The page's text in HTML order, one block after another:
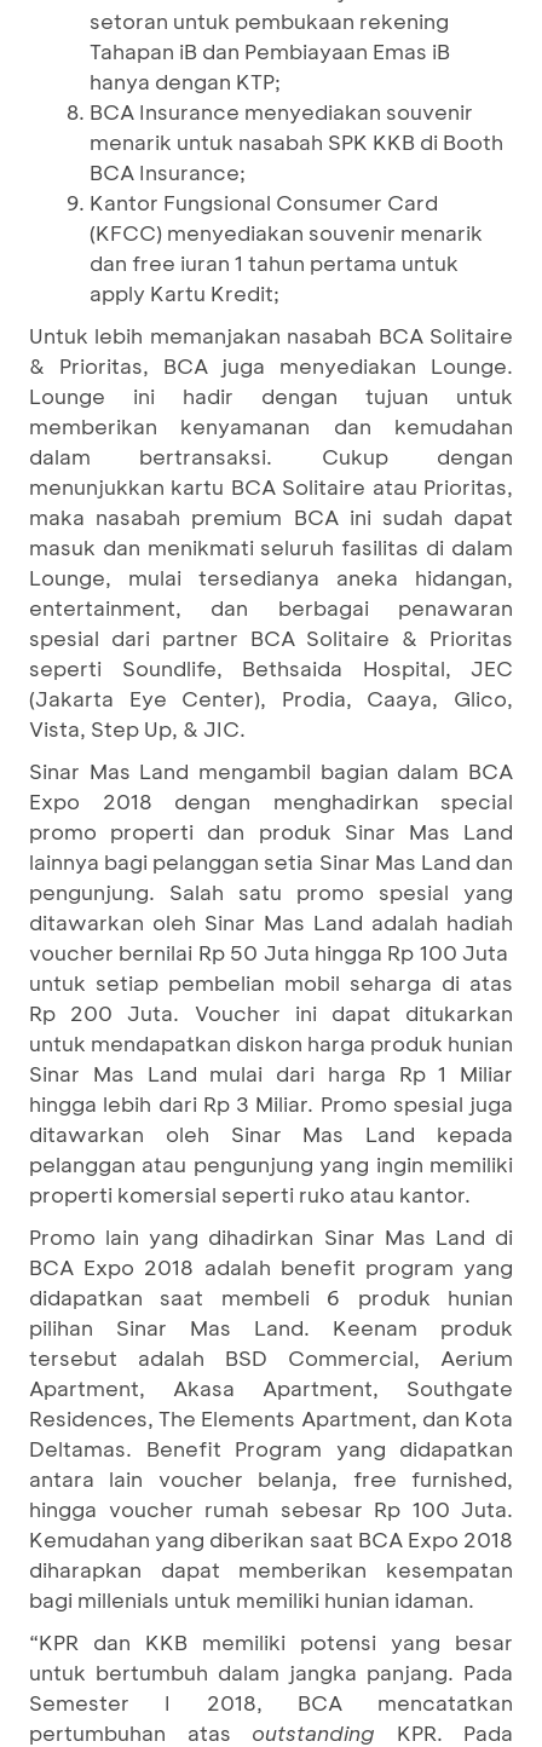
setoran untuk pembukaan rekening
Tahapan iB dan Pembiayaan Emas iB
hanya dengan KTP;
BCA Insurance menyediakan souvenir
menarik untuk nasabah SPK KKB di Booth
BCA Insurance;
Kantor Fungsional Consumer Card
(KFCC) menyediakan souvenir menarik
dan free iuran 1 tahun pertama untuk
apply Kartu Kredit;
Untuk lebih memanjakan nasabah BCA Solitaire
& Prioritas, BCA juga menyediakan Lounge.
Lounge ini hadir dengan tujuan untuk
memberikan kenyamanan dan kemudahan
dalam bertransaksi. Cukup dengan
menunjukkan kartu BCA Solitaire atau Prioritas,
maka nasabah premium BCA ini sudah dapat
masuk dan menikmati seluruh fasilitas di dalam
Lounge, mulai tersedianya aneka hidangan,
entertainment, dan berbagai penawaran
spesial dari partner BCA Solitaire & Prioritas
seperti Soundlife, Bethsaida Hospital, JEC
(Jakarta Eye Center), Prodia, Caaya, Glico,
Vista, Step Up, & JIC.
Sinar Mas Land mengambil bagian dalam BCA
Expo 2018 dengan menghadirkan special
promo properti dan produk Sinar Mas Land
lainnya bagi pelanggan setia Sinar Mas Land dan
pengunjung. Salah satu promo spesial yang
ditawarkan oleh Sinar Mas Land adalah hadiah
voucher bernilai Rp 50 Juta hingga Rp 100 Juta
untuk setiap pembelian mobil seharga di atas
Rp 200 Juta. Voucher ini dapat ditukarkan
untuk mendapatkan diskon harga produk hunian
Sinar Mas Land mulai dari harga Rp 1 Miliar
hingga lebih dari Rp 3 Miliar. Promo spesial juga
ditawarkan oleh Sinar Mas Land kepada
pelanggan atau pengunjung yang ingin memiliki
properti komersial seperti ruko atau kantor.
Promo lain yang dihadirkan Sinar Mas Land di
BCA Expo 2018 adalah benefit program yang
didapatkan saat membeli 6 produk hunian
pilihan Sinar Mas Land. Keenam produk
tersebut adalah BSD Commercial, Aerium
Apartment, Akasa Apartment, Southgate
Residences, The Elements Apartment, dan Kota
Deltamas. Benefit Program yang didapatkan
antara lain voucher belanja, free furnished,
hingga voucher rumah sebesar Rp 100 Juta.
Kemudahan yang diberikan saat BCA Expo 2018
diharapkan dapat memberikan kesempatan
bagi millenials untuk memiliki hunian idaman.
“KPR dan KKB memiliki potensi yang besar
untuk bertumbuh dalam jangka panjang. Pada
Semester I 2018, BCA mencatatkan
pertumbuhan atas outstanding KPR. Pada